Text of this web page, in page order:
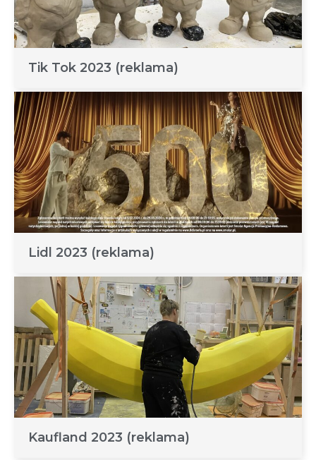
Tik Tok 2023 (reklama)
Lidl 2023 (reklama)
Kaufland 2023 (reklama)